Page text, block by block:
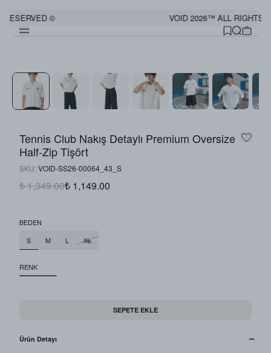
© VOID 2026™ ALL RIGHTS
Tennis Club Nakış Detaylı Premium Oversize
Half-Zip Tişört
SKU: VOID-SS26-00064_43_S
₺ 1,349.00₺ 1,149.00
BEDEN
S
M L XL
RENK
SEPETE EKLE
Ürün Detayı